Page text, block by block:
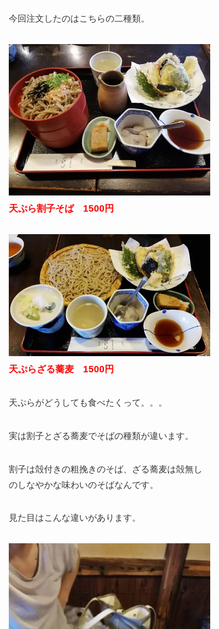
今回注文したのはこちらの二種類。
天ぷら割子そば 1500円
天ぷらざる蕎麦 1500円
天ぷらがどうしても食べたくって。。。
実は割子とざる蕎麦でそばの種類が違います。
割子は殻付きの粗挽きのそば、ざる蕎麦は殻無し
のしなやかな味わいのそばなんです。
見た目はこんな違いがあります。